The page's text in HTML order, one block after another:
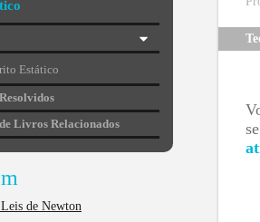
Estático
Livros Relacionados
de Newton